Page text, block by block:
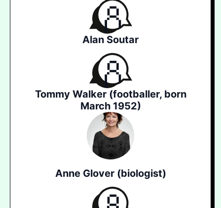
Alan Soutar
Tommy Walker (footballer, born
March 1952)
Anne Glover (biologist)